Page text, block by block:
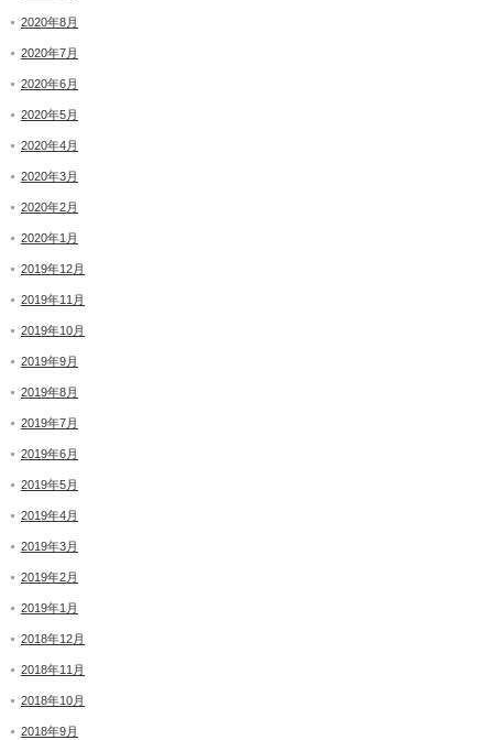
2020年8月
2020年7月
2020年6月
2020年5月
2020年4月
2020年3月
2020年2月
2020年1月
2019年12月
2019年11月
2019年10月
2019年9月
2019年8月
2019年7月
2019年6月
2019年5月
2019年4月
2019年3月
2019年2月
2019年1月
2018年12月
2018年11月
2018年10月
2018年9月